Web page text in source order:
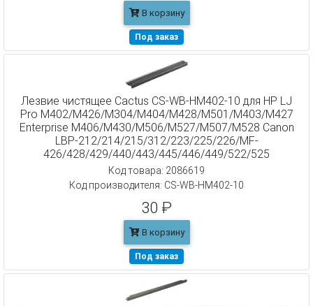
В корзину
Под заказ
Лезвие чистящее Cactus CS-WB-HM402-10 для HP LJ
Pro M402/M426/M304/M404/M428/M501/M403/M427
Enterprise M406/M430/M506/M527/M507/M528 Canon
LBP-212/214/215/312/223/225/226/MF-
426/428/429/440/443/445/446/449/522/525
Код товара: 2086619
Код производителя: CS-WB-HM402-10
30 ₽
В корзину
Под заказ